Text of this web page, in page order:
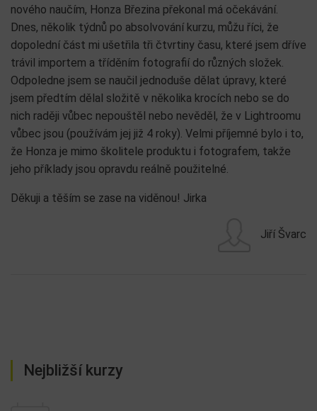
nového naučím, Honza Březina překonal má očekávání.
Dnes, několik týdnů po absolvování kurzu, můžu říci, že
dopolední část mi ušetřila tři čtvrtiny času, které jsem dříve
trávil importem a tříděním fotografií do různých složek.
Odpoledne jsem se naučil jednoduše dělat úpravy, které
jsem předtím dělal složitě v několika krocích nebo se do
nich raději vůbec nepouštěl nebo nevěděl, že v Lightroomu
vůbec jsou (používám jej již 4 roky). Velmi příjemné bylo i to,
že Honza je mimo školitele produktu i fotografem, takže
jeho příklady jsou opravdu reálně použitelné.
Děkuji a těším se zase na viděnou! Jirka
Jiří Švarc
Nejbližší kurzy